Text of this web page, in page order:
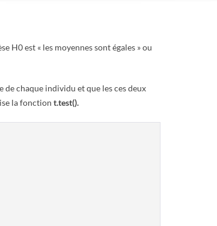
H0 est « les moyennes sont égales » ou
chaque individu et que les ces deux
la fonction t.test().